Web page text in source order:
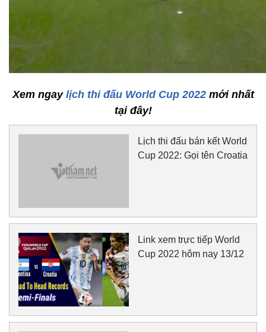
Xem ngay lịch thi đấu World Cup 2022mới nhất
tại đây!
Lịch thi đấu bán kết World
Cup 2022: Gọi tên Croatia
Link xem trực tiếp World
Cup 2022 hôm nay 13/12